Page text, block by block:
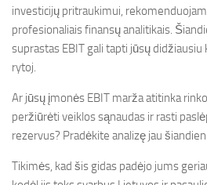
investicijų pritraukimui,
profesionaliais finansų analitikais.
suprastas EBIT gali tapti jūsų
rytoj.
Ar jūsų įmonės EBIT marža atitinka
peržiūrėti veiklos sąnaudas ir rasti
rezervus? Pradėkite analizę jau šiandien.
Tikimės, kad šis gidas padėjo jums